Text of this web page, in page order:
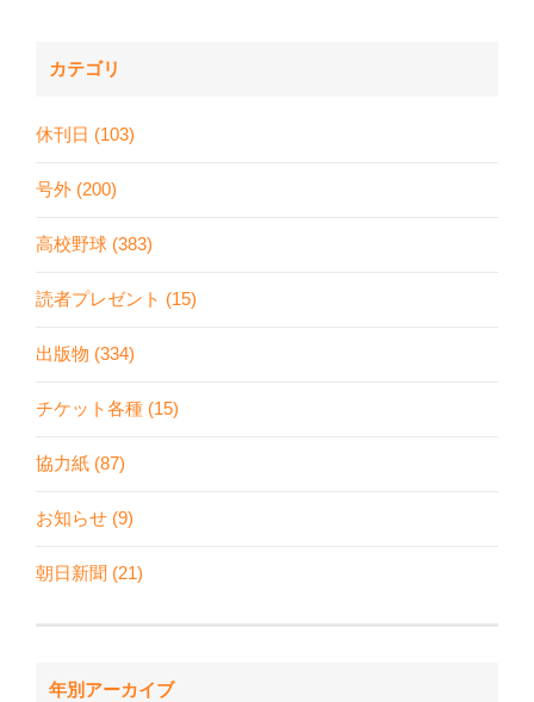
カテゴリ
休刊日 (103)
号外 (200)
高校野球 (383)
読者プレゼント (15)
出版物 (334)
チケット各種 (15)
協力紙 (87)
お知らせ (9)
朝日新聞 (21)
年別アーカイブ